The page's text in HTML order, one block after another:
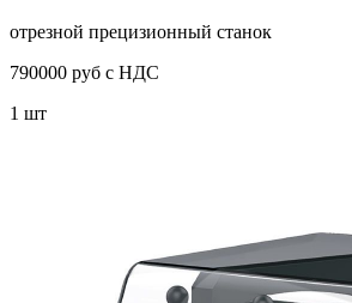
отрезной прецизионный станок
790000 руб с НДС
1 шт